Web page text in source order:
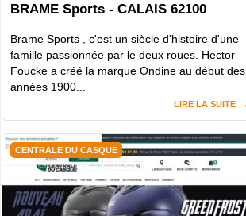
BRAME Sports - CALAIS 62100
Brame Sports , c'est un siècle d'histoire d'une
famille passionnée par le deux roues. Hector
Foucke a créé la marque Ondine au début des
années 1900...
LIRE LA SUITE
CENTRALE DU CASQUE